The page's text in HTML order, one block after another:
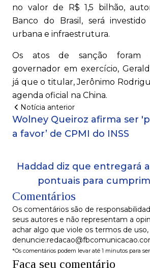
no valor de R$ 1,5 bilhão,
Banco do Brasil, será
urbana e infraestrutura.
Os atos de sanção foram
governador em exercício,
já que o titular, Jerônimo
agenda oficial na China.
Notícia anterior
Wolney Queiroz afirma ser
a favor’ de CPMI do INSS
Haddad diz que entregará
pontuais para
Comentários
Os comentários são de
seus autores e não representam a
achar algo que viole os termos de uso,
*Os comentários podem levar até 1 minutos para
Faça seu comentário